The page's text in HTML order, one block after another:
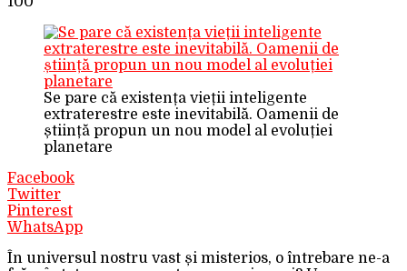
Se pare că existența vieții inteligente
extraterestre este inevitabilă. Oamenii de
știință propun un nou model al evoluției
planetare
Facebook
Twitter
Pinterest
WhatsApp
În universul nostru vast și misterios, o întrebare ne-a